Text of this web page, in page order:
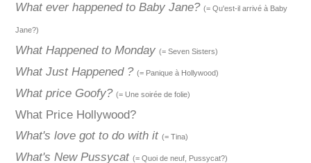
What ever happened to Baby Jane? (= Qu'est-il arrivé à Baby
Jane?)
What Happened to Monday (= Seven Sisters)
What Just Happened ? (= Panique à Hollywood)
What price Goofy? (= Une soirée de folie)
What Price Hollywood?
What's love got to do with it (= Tina)
What's New Pussycat (= Quoi de neuf, Pussycat?)